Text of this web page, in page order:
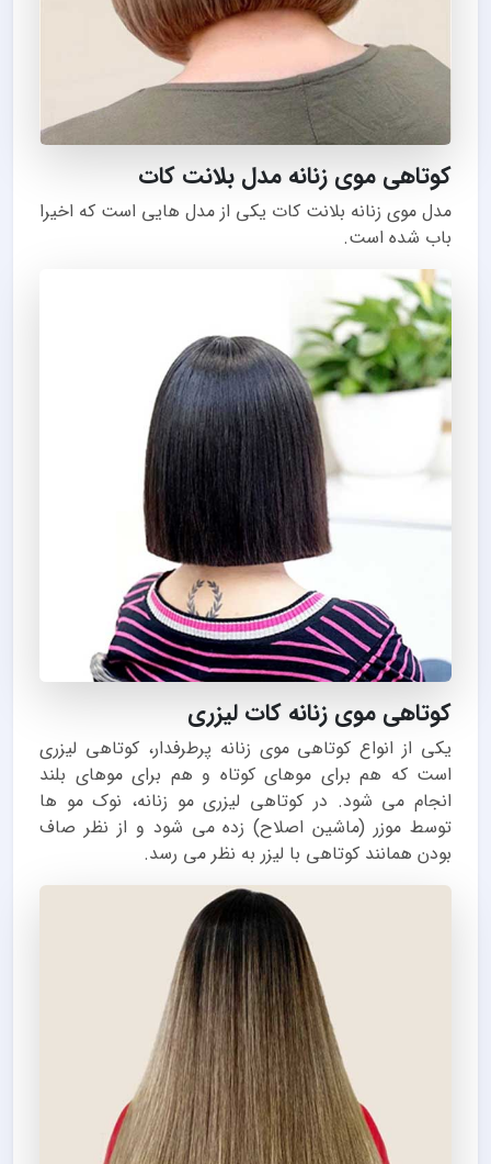
کوتاهی موی زنانه مدل بلانت کات
مدل موی زنانه بلانت کات یکی از مدل هایی است که اخیرا
باب شده است.
کوتاهی موی زنانه کات لیزری
یکی از انواع کوتاهی موی زنانه پرطرفدار، کوتاهی لیزری
است که هم برای موهای کوتاه و هم برای موهای بلند
انجام می شود. در کوتاهی لیزری مو زنانه، نوک مو ها
توسط موزر (ماشین اصلاح) زده می شود و از نظر صاف
بودن همانند کوتاهی با لیزر به نظر می رسد.